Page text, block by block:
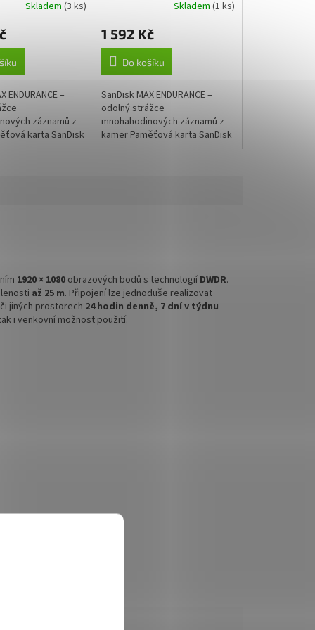
/ + SD
Skladem(3 ks)
ENDURANCE –
záznamů z
karta SanDisk
30,000 Hours / + SD
Skladem (1 ks)
1 592 Kč
Do košíku
SanDisk MAX ENDURANCE –
odolný strážce
mnohahodinových záznamů z
kamer Paměťová karta SanDisk
1920 × 1080 obrazových bodů s technologií DWDR.
až 25 m. Připojení lze jednoduše realizovat
jiných prostorech 24 hodin denně, 7 dní v týdnu
i venkovní možnost použití.